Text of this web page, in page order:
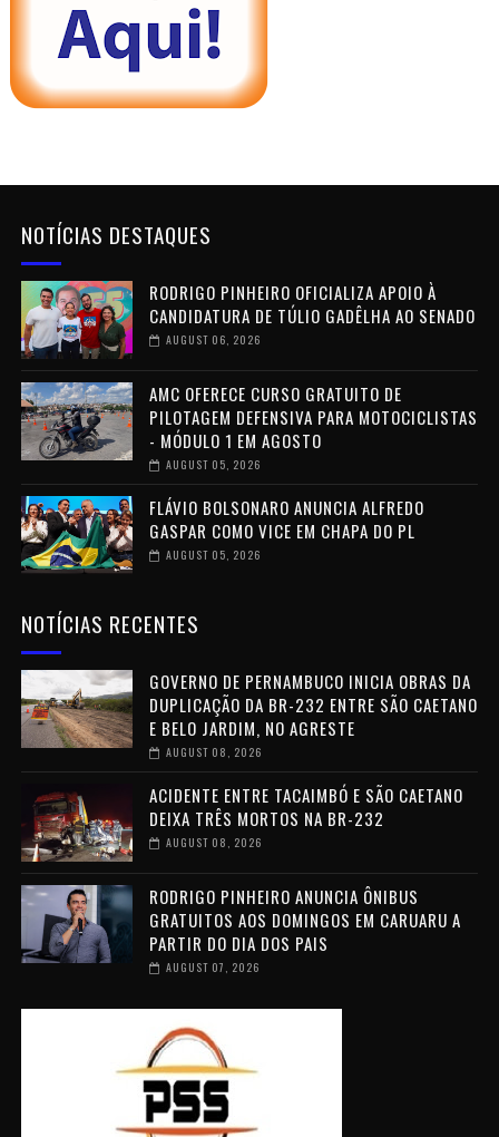
NOTÍCIAS DESTAQUES
RODRIGO PINHEIRO OFICIALIZA APOIO À
CANDIDATURA DE TÚLIO GADÊLHA AO SENADO
AUGUST 06, 2026
AMC OFERECE CURSO GRATUITO DE
PILOTAGEM DEFENSIVA PARA MOTOCICLISTAS
- MÓDULO 1 EM AGOSTO
AUGUST 05, 2026
FLÁVIO BOLSONARO ANUNCIA ALFREDO
GASPAR COMO VICE EM CHAPA DO PL
AUGUST 05, 2026
NOTÍCIAS RECENTES
GOVERNO DE PERNAMBUCO INICIA OBRAS DA
DUPLICAÇÃO DA BR-232 ENTRE SÃO CAETANO
E BELO JARDIM, NO AGRESTE
AUGUST 08, 2026
ACIDENTE ENTRE TACAIMBÓ E SÃO CAETANO
DEIXA TRÊS MORTOS NA BR-232
AUGUST 08, 2026
RODRIGO PINHEIRO ANUNCIA ÔNIBUS
GRATUITOS AOS DOMINGOS EM CARUARU A
PARTIR DO DIA DOS PAIS
AUGUST 07, 2026